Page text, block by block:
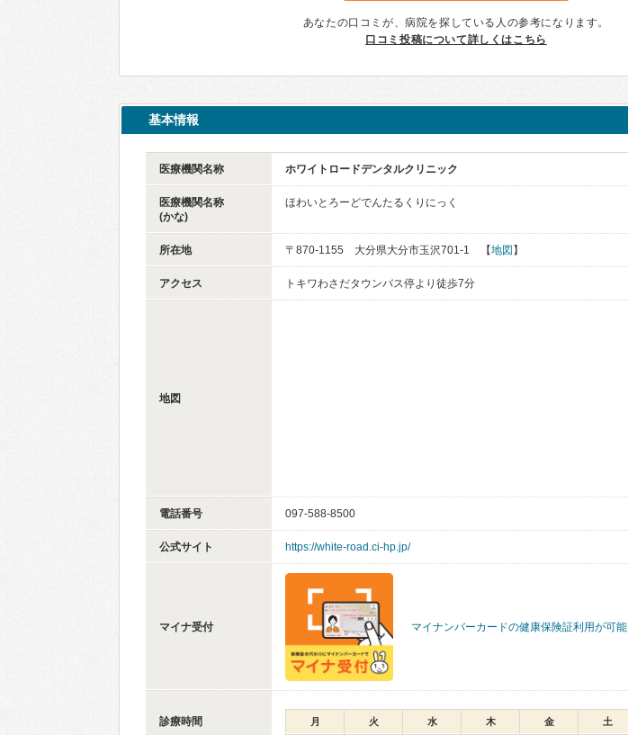
あなたの口コミが、病院を探している人の参考になります。
口コミ投稿について詳しくはこちら
基本情報
医療機関名称 ホワイトロードデンタルクリニック
医療機関名称
(かな)
ほわいとろーどでんたるくりにっく
所在地 〒870-1155 大分県大分市玉沢701-1 【地図 】
アクセス トキワわさだタウンバス停より徒歩7分
地図
電話番号 097-588-8500
公式サイト https://white-road.ci-hp.jp/
マイナ受付 マイナンバーカードの健康保険証利用が可能
診療時間 月 火 水 木 金 土